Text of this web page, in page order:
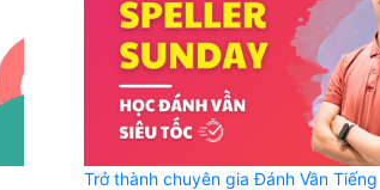
Trở thành chuyên gia Đánh Vần Tiếng